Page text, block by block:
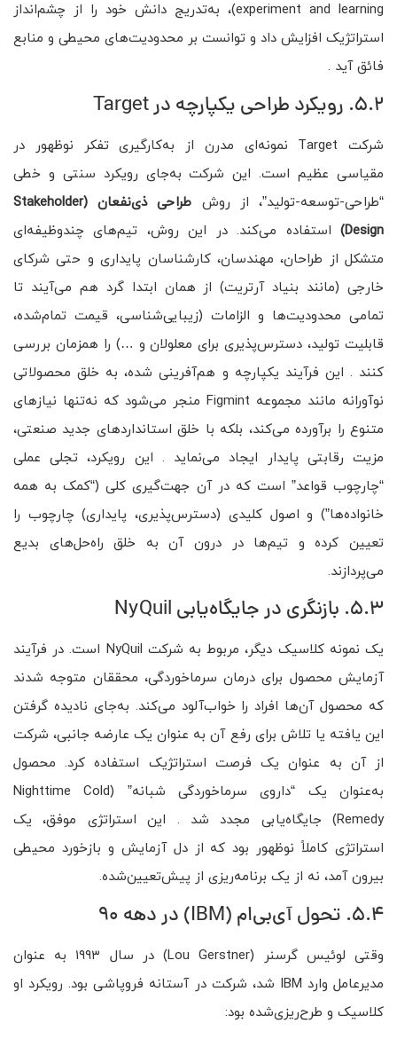
experiment and learning)، به‌تدریج دانش خود را از چشم‌انداز
استراتژیک افزایش داد و توانست بر محدودیت‌های محیطی و منابع
فائق آید .
5.2. رویکرد طراحی یکپارچه در Target
شرکت Target نمونه‌ای مدرن از به‌کارگیری تفکر نوظهور در
مقیاسی عظیم است. این شرکت به‌جای رویکرد سنتی و خطی
“طراحی-توسعه-تولید”، از روش طراحی ذی‌نفعان
(Stakeholder
Design)
استفاده می‌کند. در این روش، تیم‌های چندوظیفه‌ای
متشکل از طراحان، مهندسان، کارشناسان پایداری و حتی شرکای
خارجی (مانند بنیاد آرتریت) از همان ابتدا گرد هم می‌آیند تا
تمامی محدودیت‌ها و الزامات (زیبایی‌شناسی، قیمت تمام‌شده،
قابلیت تولید، دسترس‌پذیری برای معلولان و …) را همزمان بررسی
کنند . این فرآیند یکپارچه و هم‌آفرینی شده، به خلق محصولاتی
نوآورانه مانند مجموعه Figmint منجر می‌شود که نه‌تنها نیازهای
متنوع را برآورده می‌کند، بلکه با خلق استانداردهای جدید صنعتی،
مزیت رقابتی پایدار ایجاد می‌نماید . این رویکرد، تجلی عملی
“چارچوب قواعد” است که در آن جهت‌گیری کلی (“کمک به همه
خانواده‌ها”) و اصول کلیدی (دسترس‌پذیری، پایداری) چارچوب را
تعیین کرده و تیم‌ها در درون آن به خلق راه‌حل‌های بدیع
می‌پردازند.
5.3. بازنگری در جایگاه‌یابی NyQuil
یک نمونه کلاسیک دیگر، مربوط به شرکت NyQuil است. در فرآیند
آزمایش محصول برای درمان سرماخوردگی، محققان متوجه شدند
که محصول آن‌ها افراد را خواب‌آلود می‌کند. به‌جای نادیده گرفتن
این یافته یا تلاش برای رفع آن به عنوان یک عارضه جانبی، شرکت
از آن به عنوان یک فرصت استراتژیک استفاده کرد. محصول
به‌عنوان یک “داروی سرماخوردگی شبانه” (Nighttime Cold
Remedy) جایگاه‌یابی مجدد شد . این استراتژی موفق، یک
استراتژی کاملاً نوظهور بود که از دل آزمایش و بازخورد محیطی
بیرون آمد، نه از یک برنامه‌ریزی از پیش‌تعیین‌شده.
5.4. تحول آی‌بی‌ام (IBM) در دهه ۹۰
وقتی لوئیس گرسنر (Lou Gerstner) در سال ۱۹۹۳ به عنوان
مدیرعامل وارد IBM شد، شرکت در آستانه فروپاشی بود. رویکرد او
کلاسیک و طرح‌ریزی‌شده بود: